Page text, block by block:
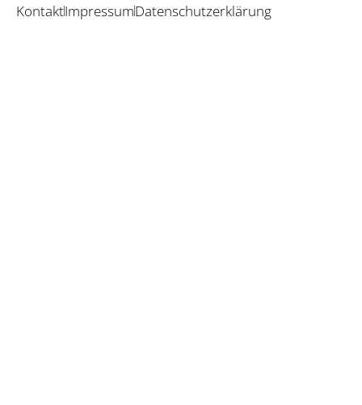
KontaktImpressumDatenschutzerklärung